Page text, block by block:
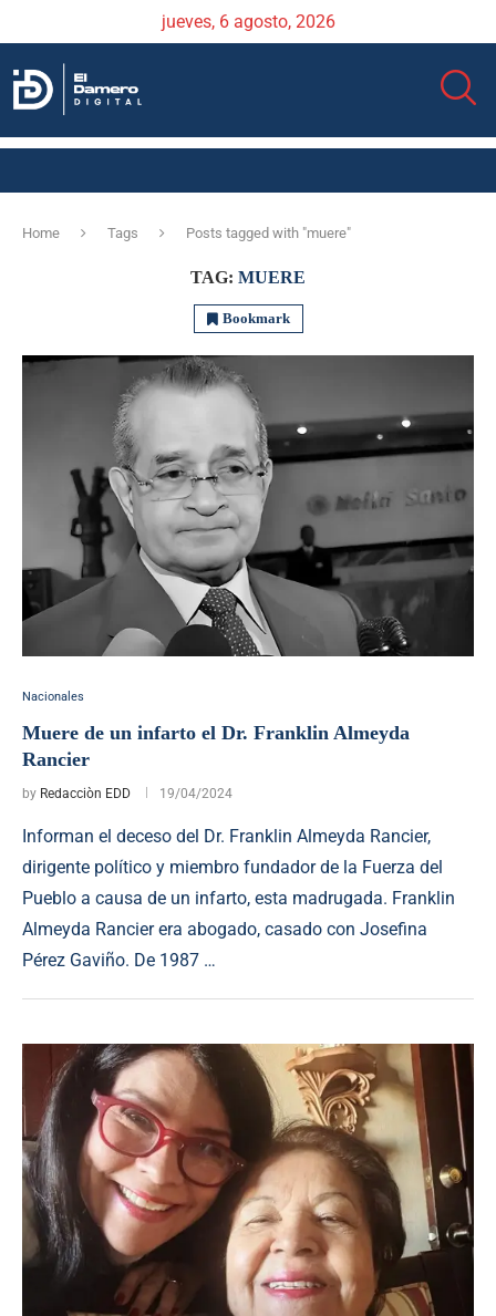
jueves, 6 agosto, 2026
Home Tags Posts tagged with "muere"
TAG: MUERE
Bookmark
Nacionales
Muere de un infarto el Dr. Franklin Almeyda
Rancier
by Redacciòn EDD 19/04/2024
Informan el deceso del Dr. Franklin Almeyda Rancier,
dirigente político y miembro fundador de la Fuerza del
Pueblo a causa de un infarto, esta madrugada. Franklin
Almeyda Rancier era abogado, casado con Josefina
Pérez Gaviño. De 1987 …